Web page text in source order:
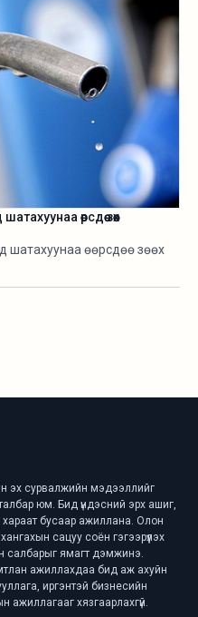
өөрсдөө зөөх
шатахуунаа өөрсдөө зөөх
эх сурвалжийн мэдээллийг
юм. Бид үндэсний эрх ашиг,
хараат бусаар ажиллана. Олон
сацуу соён гэгээрүүлэх
салбарыг ямагт дэмжинэ.
ажиллахдаа бид аж ахуйн
иргэнтэй бизнесийн
ажиллагааг хязгаарлахгүй.